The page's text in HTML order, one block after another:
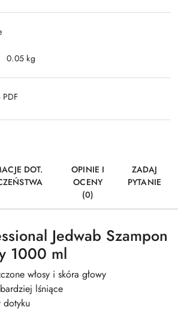
0.05 kg
DOT.
OPINIE I
OCENY
(0)
ZADAJ
PYTANIE
Jedwab Szampon
1000 ml
włosy i skóra głowy
lśniące
dotyku